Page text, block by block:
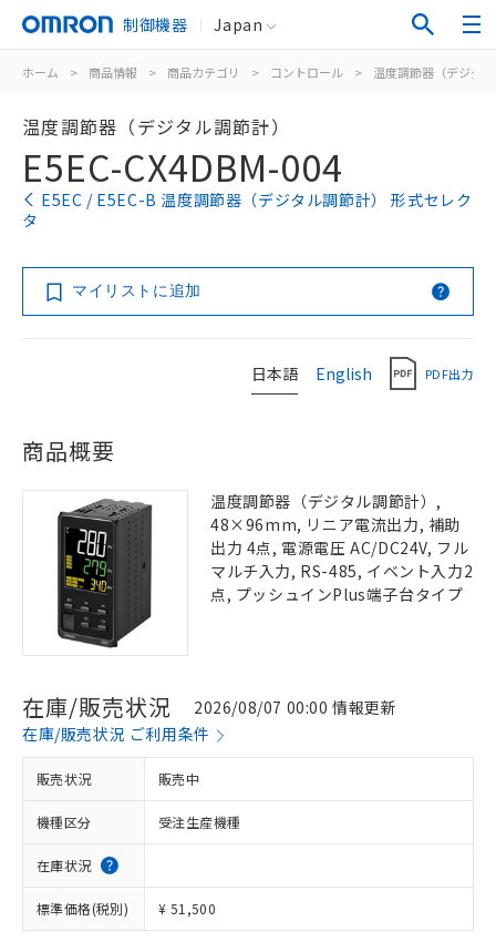
制御機器 Japan
ホーム > 商品情報 > 商品カテゴリ > コントロール > 温度調節器（デジタ
温度調節器（デジタル調節計）
E5EC-CX4DBM-004
E5EC / E5EC-B 温度調節器（デジタル調節計） 形式セレク
タ
マイリストに追加
日本語 English PDF出力
商品概要
温度調節器（デジタル調節計）,
48×96mm, リニア電流出力, 補助
出力 4点, 電源電圧 AC/DC24V, フル
マルチ入力, RS-485, イベント入力2
点, プッシュインPlus端子台タイプ
在庫/販売状況
2026/08/07 00:00 情報更新
在庫/販売状況 ご利用条件
販売状況 販売中
機種区分 受注生産機種
在庫状況
標準価格(税別) ¥ 51,500